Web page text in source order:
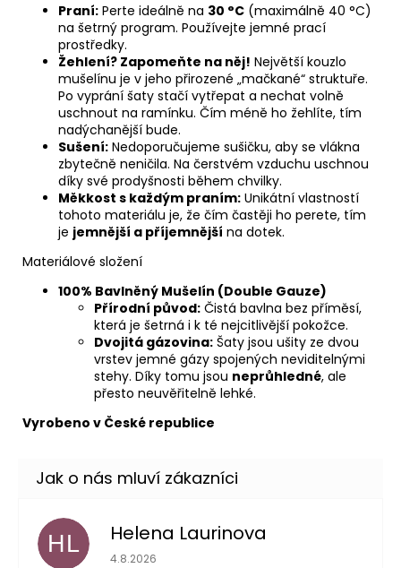
Praní: Perte ideálně na 30 °C (maximálně 40 °C)
na šetrný program. Používejte jemné prací
prostředky.
Žehlení? Zapomeňte na něj! Největší kouzlo
mušelínu je v jeho přirozené „mačkané“ struktuře.
Po vyprání šaty stačí vytřepat a nechat volně
uschnout na ramínku. Čím méně ho žehlíte, tím
nadýchanější bude.
Sušení: Nedoporučujeme sušičku, aby se vlákna
zbytečně neničila. Na čerstvém vzduchu uschnou
díky své prodyšnosti během chvilky.
Měkkost s každým praním: Unikátní vlastností
tohoto materiálu je, že čím častěji ho perete, tím
je jemnější a příjemnější na dotek.
Materiálové složení
100% Bavlněný Mušelín (Double Gauze)
Přírodní původ: Čistá bavlna bez příměsí,
která je šetrná i k té nejcitlivější pokožce.
Dvojitá gázovina: Šaty jsou ušity ze dvou
vrstev jemné gázy spojených neviditelnými
stehy. Díky tomu jsou neprůhledné, ale
přesto neuvěřitelně lehké.
Vyrobeno v České republice
HL Helena Laurinova
Hodnocení obchodu je 5 z 5 hvězdiček.
4.8.2026